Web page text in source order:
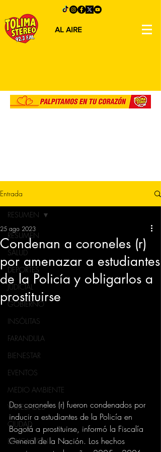
AL AIRE
Entrada
RESUMEN
SALUD
DEPORTES
JUDICIAL
GOBIERNO
INSÓLITAS
FARANDULA
BIENESTAR
EVENTOS
MEDIO AMBIENTE
VARIEDADES
CIUDAD
EDUCACION
RESUMEN
Condenan a coroneles (r)
por amenazar a estudiantes
de la Policía y obligarlos a
prostituirse
25 ago 2023
Dos coroneles (r) fueron condenados por
inducir a estudiantes de la Policía en
Bogotá a prostituirse, informó la Fiscalía
General de la Nación. Los hechos